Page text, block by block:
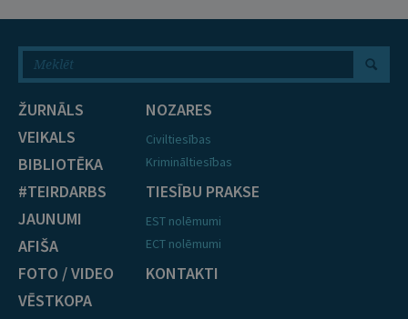
ŽURNĀLS
VEIKALS
BIBLIOTĒKA
#TEIRDARBS
JAUNUMI
AFIŠA
FOTO / VIDEO
VĒSTKOPA
NOZARES
Civiltiesības
Krimināltiesības
TIESĪBU PRAKSE
EST nolēmumi
ECT nolēmumi
KONTAKTI